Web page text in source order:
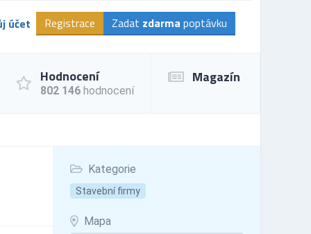
účet Registrace Zadat zdarma poptávku
Hodnocení
802 146 hodnocení
Magazín
Kategorie
Stavební firmy
Mapa